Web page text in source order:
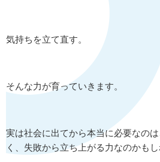
気持ちを立て直す。
そんな力が育っていきます。
実は社会に出てから本当に必要なの
く、失敗から立ち上がる力なのかもし